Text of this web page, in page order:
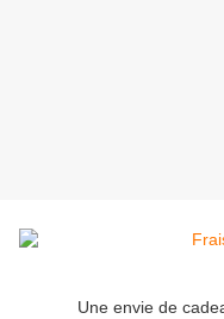
Une envie de